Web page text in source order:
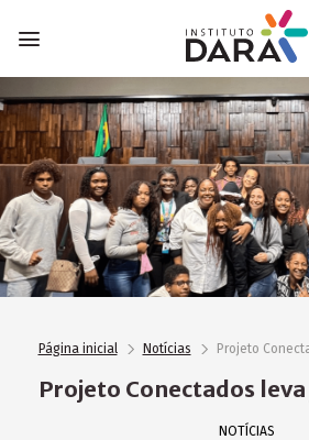
Página inicial Notícias Projeto
Projeto Conectados
NOTÍCIAS